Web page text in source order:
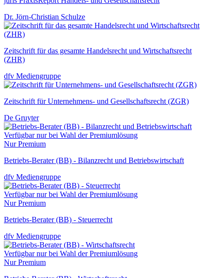
Dr. Jörn-Christian Schulze
Zeitschrift für das gesamte Handelsrecht und Wirtschaftsrecht
(ZHR)
dfv Mediengruppe
Zeitschrift für Unternehmens- und Gesellschaftsrecht (ZGR)
De Gruyter
Verfügbar nur bei Wahl der Premiumlösung
Nur Premium
Betriebs-Berater (BB) - Bilanzrecht und Betriebswirtschaft
dfv Mediengruppe
Verfügbar nur bei Wahl der Premiumlösung
Nur Premium
Betriebs-Berater (BB) - Steuerrecht
dfv Mediengruppe
Verfügbar nur bei Wahl der Premiumlösung
Nur Premium